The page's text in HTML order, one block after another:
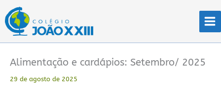
para
conteúdo
Alimentação e cardápios: Setembro/ 2025
29 de agosto de 2025